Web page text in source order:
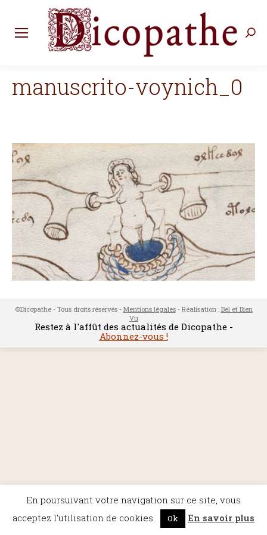
manuscrito-voynich_0
©Dicopathe - Tous droits réservés - Mentions légales- Réalisation : Bel et Bien
Vu
Restez à l'affût des actualités de Dicopathe -
Abonnez-vous !
En poursuivant votre navigation sur ce site, vous
acceptez l'utilisation de cookies.
Ok En savoir plus